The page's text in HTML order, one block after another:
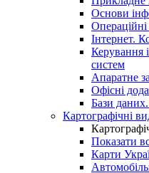
Основи
Інтернет.
Керування
систем
Апаратне
Офісні
Бази
Картографічні
Показати
Карти